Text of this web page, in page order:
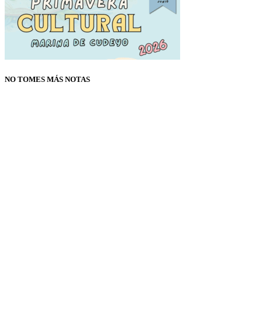
NO TOMES MÁS NOTAS